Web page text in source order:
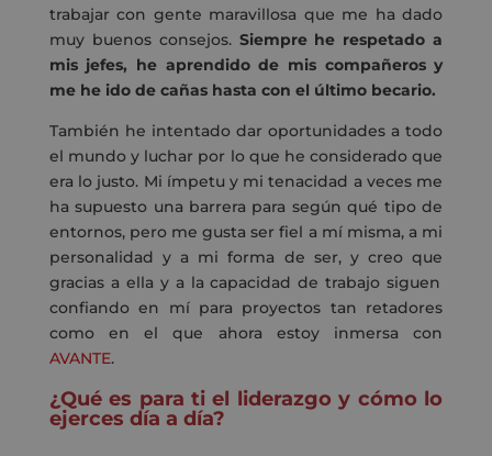
trabajar con gente maravillosa que me ha dado
muy buenos consejos. Siempre he respetado a
mis jefes, he aprendido de mis compañeros y
me he ido de cañas hasta con el último becario.
También he intentado dar oportunidades a todo
el mundo y luchar por lo que he considerado que
era lo justo. Mi ímpetu y mi tenacidad a veces me
ha supuesto una barrera para según qué tipo de
entornos, pero me gusta ser fiel a mímisma, a mi
personalidad y a mi forma de ser, y creo que
gracias a ella y a la capacidad de trabajo siguen
confiando en mípara proyectos tan retadores
como enel que ahora estoy inmersa con
AVANTE.
¿Qué es para ti el liderazgo y cómo lo
ejerces día a día?